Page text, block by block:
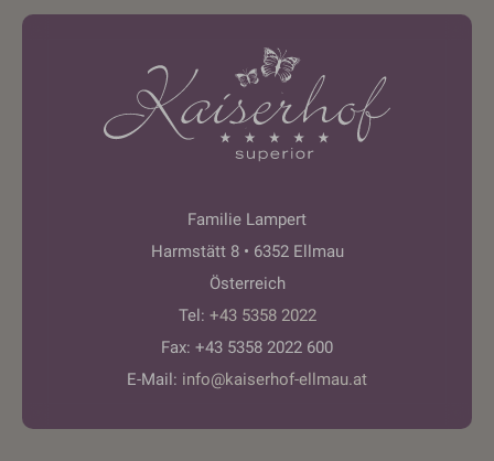
Familie Lampert
Harmstätt 8 • 6352 Ellmau
Österreich
Tel: +43 5358 2022
Fax: +43 5358 2022 600
E-Mail: info@kaiserhof-ellmau.at